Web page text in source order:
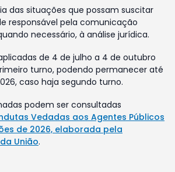
das situações que possam suscitar
responsável pela comunicação
necessário, à análise jurídica.
de 4 de julho a 4 de outubro
turno, podendo permanecer até
caso haja segundo turno.
podem ser consultadas
Vedadas aos Agentes Públicos
de 2026, elaborada pela
União.